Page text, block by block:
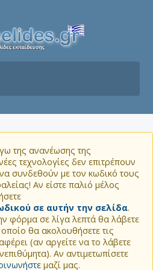
της ανανέωσης της
τεχνολογίες δεν επιτρέπουν
συνδεθούν με τον κωδικό τους
Αν είστε παλιό μέλος
σε αυτήν την σελίδα.
φόρμα σε λίγα λεπτά θα λάβετε
θα ακολουθήσετε τις
(αν αργείτε να το λάβετε
Αν αντιμετωπίσετε
μαζί μας.